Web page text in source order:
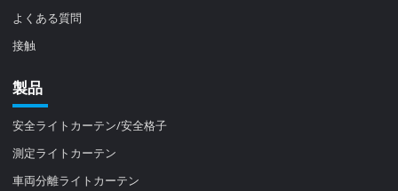
よくある質問
接触
製品
安全ライトカーテン/安全格子
測定ライトカーテン
車両分離ライトカーテン